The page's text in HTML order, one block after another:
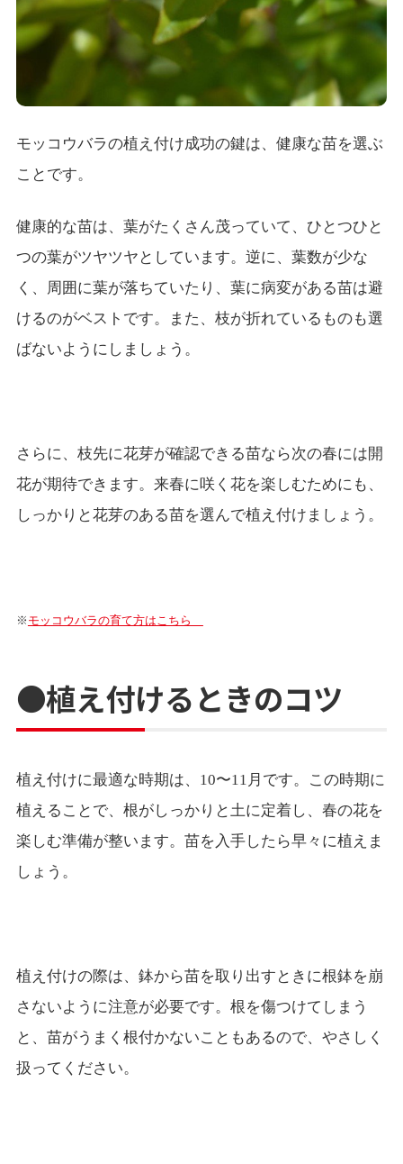
モッコウバラの植え付け成功の鍵は、健康な苗を選ぶ
ことです。
健康的な苗は、葉がたくさん茂っていて、ひとつひと
つの葉がツヤツヤとしています。逆に、葉数が少な
く、周囲に葉が落ちていたり、葉に病変がある苗は避
けるのがベストです。また、枝が折れているものも選
ばないようにしましょう。
さらに、枝先に花芽が確認できる苗なら次の春には開
花が期待できます。来春に咲く花を楽しむためにも、
しっかりと花芽のある苗を選んで植え付けましょう。
※ モッコウバラの育て方はこちら
●植え付けるときのコツ
植え付けに最適な時期は、10〜11月です。この時期に
植えることで、根がしっかりと土に定着し、春の花を
楽しむ準備が整います。苗を入手したら早々に植えま
しょう。
植え付けの際は、鉢から苗を取り出すときに根鉢を崩
さないように注意が必要です。根を傷つけてしまう
と、苗がうまく根付かないこともあるので、やさしく
扱ってください。